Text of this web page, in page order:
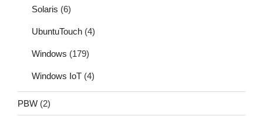
Solaris (6)
UbuntuTouch (4)
Windows (179)
Windows IoT (4)
PBW (2)